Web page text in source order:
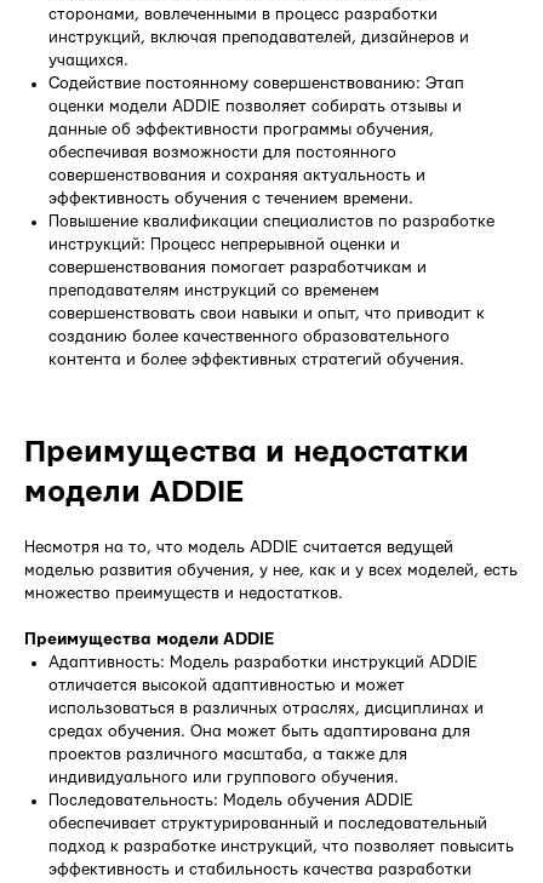
сторонами, вовлеченными в процесс разработки
инструкций, включая преподавателей, дизайнеров и
учащихся.
Содействие постоянному совершенствованию: Этап
оценки модели ADDIE позволяет собирать отзывы и
данные об эффективности программы обучения,
обеспечивая возможности для постоянного
совершенствования и сохраняя актуальность и
эффективность обучения с течением времени.
Повышение квалификации специалистов по разработке
инструкций: Процесс непрерывной оценки и
совершенствования помогает разработчикам и
преподавателям инструкций со временем
совершенствовать свои навыки и опыт, что приводит к
созданию более качественного образовательного
контента и более эффективных стратегий обучения.
Преимущества и недостатки
модели ADDIE
Несмотря на то, что модель ADDIE считается ведущей
моделью развития обучения, у нее, как и у всех моделей, есть
множество преимуществ и недостатков.
Преимущества модели ADDIE
Адаптивность: Модель разработки инструкций ADDIE
отличается высокой адаптивностью и может
использоваться в различных отраслях, дисциплинах и
средах обучения. Она может быть адаптирована для
проектов различного масштаба, а также для
индивидуального или группового обучения.
Последовательность: Модель обучения ADDIE
обеспечивает структурированный и последовательный
подход к разработке инструкций, что позволяет повысить
эффективность и стабильность качества разработки